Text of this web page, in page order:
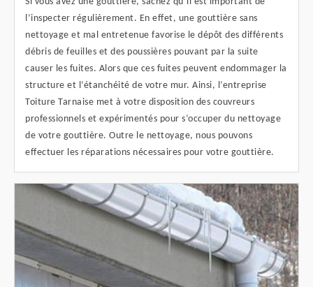
l’inspecter régulièrement. En effet, une gouttière sans
nettoyage et mal entretenue favorise le dépôt des différents
débris de feuilles et des poussières pouvant par la suite
causer les fuites. Alors que ces fuites peuvent endommager la
structure et l’étanchéité de votre mur. Ainsi, l’entreprise
Toiture Tarnaise met à votre disposition des couvreurs
professionnels et expérimentés pour s’occuper du nettoyage
de votre gouttière. Outre le nettoyage, nous pouvons
effectuer les réparations nécessaires pour votre gouttière.